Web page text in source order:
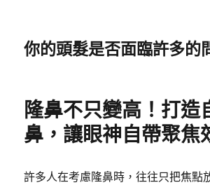
你的頭髮是否面臨許多的
隆鼻不只變高！打造
鼻，讓眼神自帶聚焦
許多人在考慮隆鼻時，往往只把焦點